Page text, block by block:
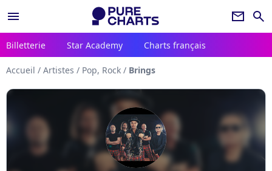
menu newsletter search
Billetterie Star Academy Charts français
Accueil / Artistes / Pop, Rock / Brings